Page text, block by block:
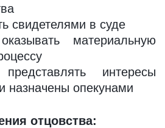
свидетелями в суде
материальную
интересы
назначены опекунами
отцовства: